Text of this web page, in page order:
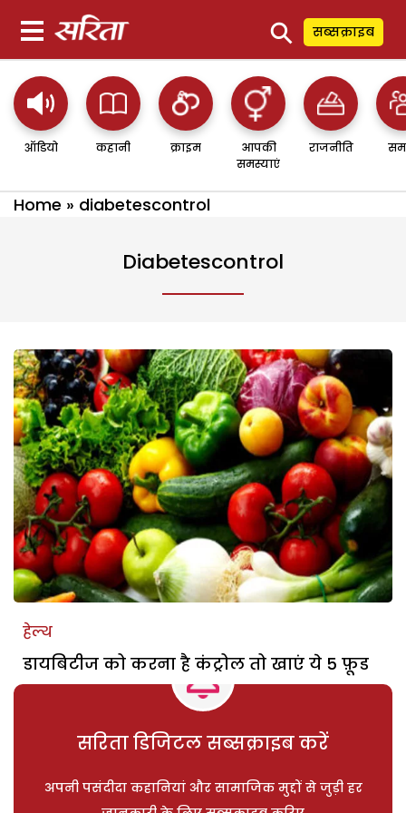
⚲ सब्सक्राइब
ऑडियो कहानी क्राइम
आपकी
समस्याएं
राजनीति
Home » diabetescontrol
Diabetescontrol
हेल्थ
डायबिटीज को करना है कंट्रोल तो खाएं ये 5 फ़ूड
सरिता डिजिटल सब्सक्राइब करें
अपनी पसंदीदा कहानियां और सामाजिक मुद्दों से जुड़ी हर